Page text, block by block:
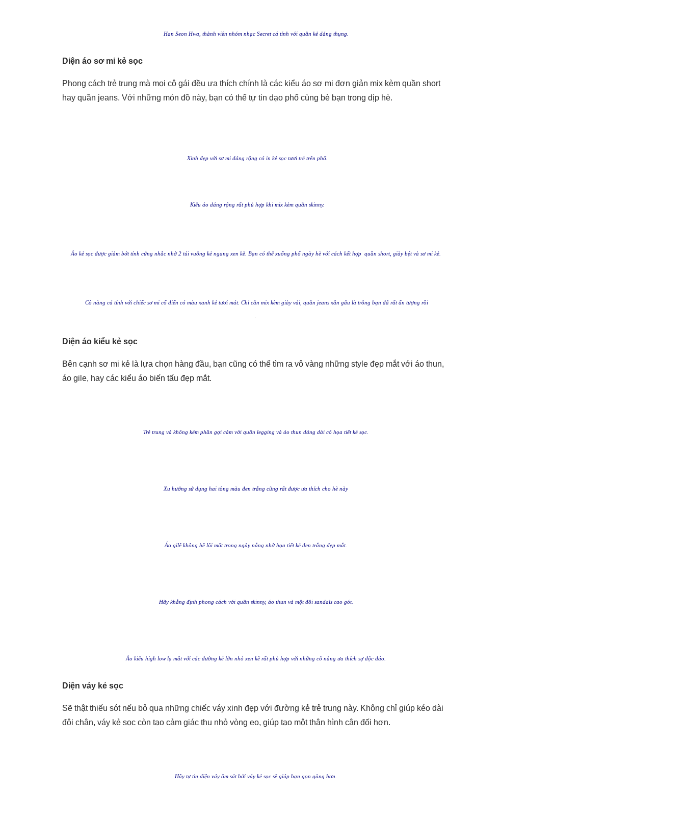
Han Seon Hwa, thành viên nhóm nhạc Secret cá tính với quần kẻ dáng thụng.
Diện áo sơ mi kẻ sọc
Phong cách trẻ trung mà mọi cô gái đều ưa thích chính là các kiểu áo sơ mi đơn giản mix kèm quần short
hay quần jeans. Với những món đồ này, bạn có thể tự tin dạo phố cùng bè bạn trong dịp hè.
Xinh đẹp với sơ mi dáng rộng có in kẻ sọc tươi trẻ trên phố.
Kiểu áo dáng rộng rất phù hợp khi mix kèm quần skinny.
Áo kẻ sọc được giảm bớt tính cứng nhắc nhờ 2 túi vuông kẻ ngang xen kẽ. Bạn có thể xuống phố ngày hè với cách kết hợp quần short, giày bệt và sơ mi kẻ.
Cô nàng cá tính với chiếc sơ mi cổ điển có màu xanh kẻ tươi mát. Chỉ cần mix kèm giày vải, quần jeans xắn gấu là trông bạn đã rất ấn tượng rồi
Diện áo kiểu kẻ sọc
Bên cạnh sơ mi kẻ là lựa chọn hàng đầu, bạn cũng có thể tìm ra vô vàng những style đẹp mắt với áo thun,
áo gile, hay các kiểu áo biến tấu đẹp mắt.
Trẻ trung và không kém phần gợi cảm với quần legging và áo thun dáng dài có họa tiết kẻ sọc.
Xu hướng sử dụng hai tông màu đen trắng cũng rất được ưa thích cho hè này
Áo gilê không hề lỗi mốt trong ngày nắng nhờ họa tiết kẻ đen trắng đẹp mắt.
Hãy khẳng định phong cách với quần skinny, áo thun và một đôi sandals cao gót.
Áo kiểu high low lạ mắt với các đường kẻ lớn nhỏ xen kẽ rất phù hợp với những cô nàng ưa thích sự độc đáo.
Diện váy kẻ sọc
Sẽ thật thiếu sót nếu bỏ qua những chiếc váy xinh đẹp với đường kẻ trẻ trung này. Không chỉ giúp kéo dài
đôi chân, váy kẻ sọc còn tạo cảm giác thu nhỏ vòng eo, giúp tạo một thân hình cân đối hơn.
Hãy tự tin diện váy ôm sát bởi váy kẻ sọc sẽ giúp bạn gọn gàng hơn.